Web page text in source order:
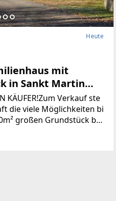
Heute
mit
in Sankt Martin
KÄUFER!Zum Verkauf ste
die viele Möglichkeiten bi
großen Grundstück be
bestehend aus derzeit
einem großen zweist